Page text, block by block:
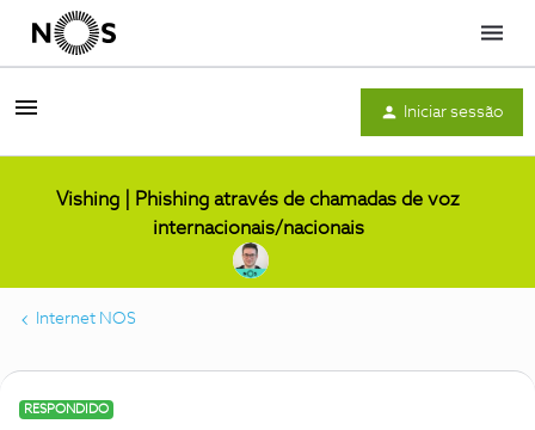
Menu
Iniciar sessão
Vishing | Phishing através de chamadas de voz
internacionais/nacionais
Internet NOS
RESPONDIDO